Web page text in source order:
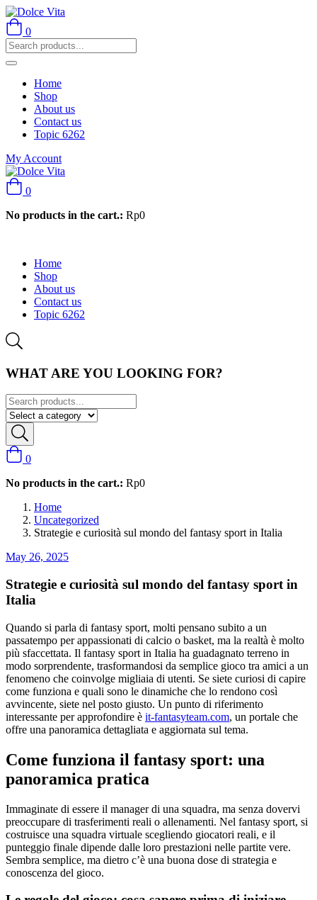
0
Home
Shop
About us
Contact us
Topic 6262
My Account
0
No products in the cart.: Rp0
Home
Shop
About us
Contact us
Topic 6262
WHAT ARE YOU LOOKING FOR?
0
No products in the cart.: Rp0
Home
Uncategorized
Strategie e curiosità sul mondo del fantasy sport in Italia
May 26, 2025
Strategie e curiosità sul mondo del fantasy sport in
Italia
Quando si parla di fantasy sport, molti pensano subito a un
passatempo per appassionati di calcio o basket, ma la realtà è molto
più sfaccettata. Il fantasy sport in Italia ha guadagnato terreno in
modo sorprendente, trasformandosi da semplice gioco tra amici a un
fenomeno che coinvolge migliaia di utenti. Se siete curiosi di capire
come funziona e quali sono le dinamiche che lo rendono così
avvincente, siete nel posto giusto. Un punto di riferimento
interessante per approfondire è it-fantasyteam.com, un portale che
offre una panoramica dettagliata e aggiornata sul tema.
Come funziona il fantasy sport: una
panoramica pratica
Immaginate di essere il manager di una squadra, ma senza dovervi
preoccupare di trasferimenti reali o allenamenti. Nel fantasy sport, si
costruisce una squadra virtuale scegliendo giocatori reali, e il
punteggio finale dipende dalle loro prestazioni nelle partite vere.
Sembra semplice, ma dietro c’è una buona dose di strategia e
conoscenza del gioco.